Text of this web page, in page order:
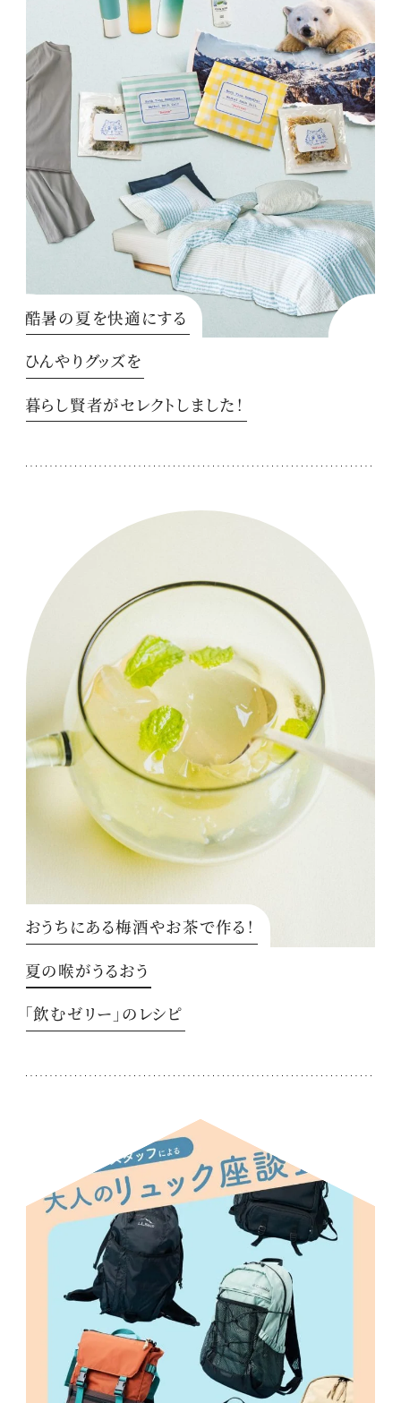
酷暑の夏を快適にする
ひんやりグッズを
暮らし賢者がセレクトしました！
おうちにある梅酒やお茶で作る！
夏の喉がうるおう
「飲むゼリー」のレシピ